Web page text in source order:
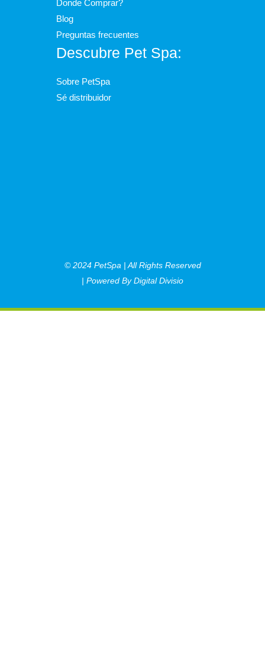
Donde Comprar?
Blog
Preguntas frecuentes
Descubre Pet Spa:
Sobre PetSpa
Sé distribuidor
© 2024 PetSpa | All Rights Reserved
| Powered By Digital Divisio